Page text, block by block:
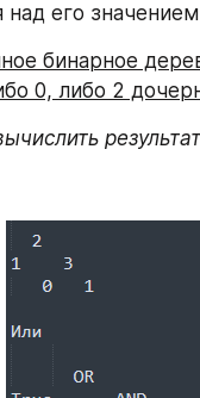
над его
бинарное
0, либо 2